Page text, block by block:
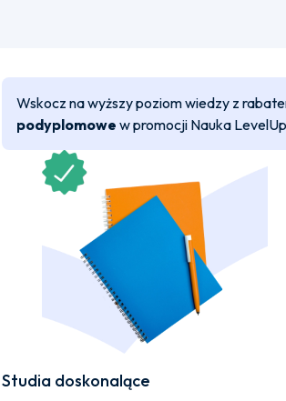
Wskocz na wyższy poziom wiedzy z
podyplomowe w promocji Nauka
Studia doskonalące